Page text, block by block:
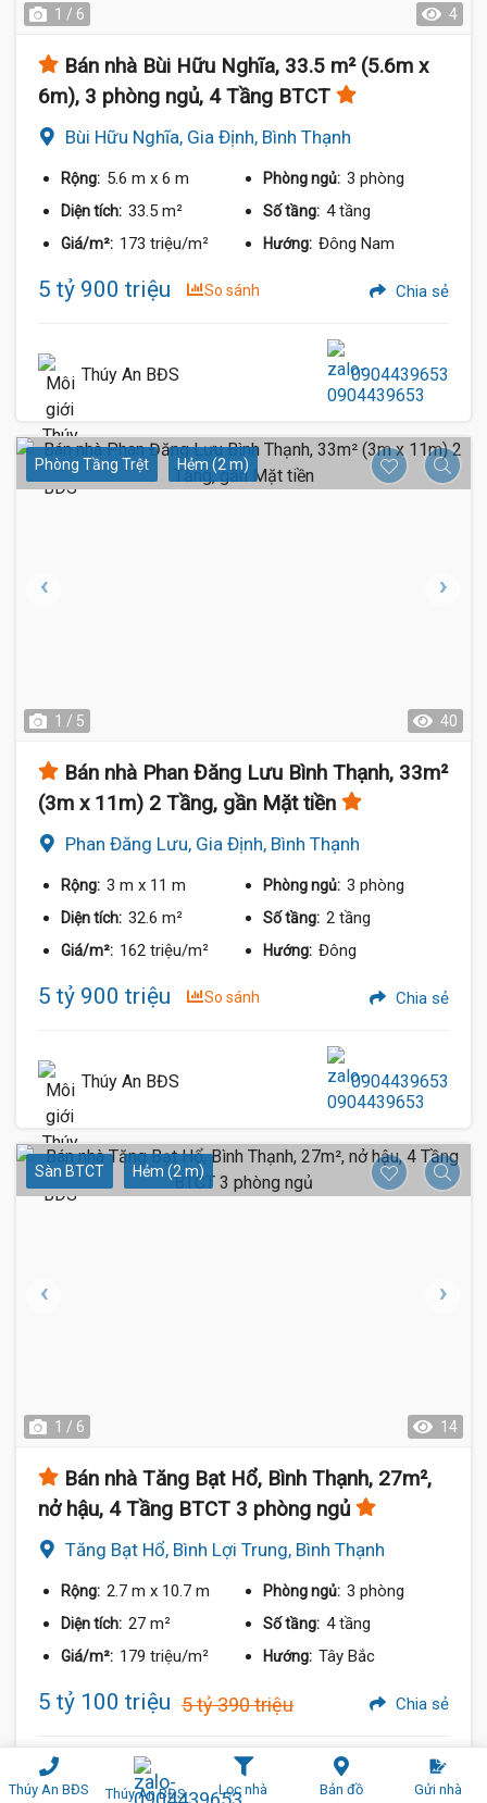
Thúy An BĐS Thúy An BĐS Lọc nhà Bản đồ Gửi nhà
1 / 6 4
Bán nhà Bùi Hữu Nghĩa, 33.5 m² (5.6m x
6m), 3 phòng ngủ, 4 Tầng BTCT
Bùi Hữu Nghĩa, Gia Định, Bình Thạnh
Rộng: 5.6 m x 6 m Phòng ngủ: 3 phòng
Diện tích: 33.5 m² Số tầng: 4 tầng
Giá/m²: 173 triệu/m² Hướng: Đông Nam
5 tỷ 900 triệu So sánh Chia sẻ
Thúy An BĐS 0904439653
Phòng Tầng Trệt Hẻm (2 m)
1 / 5 40
Bán nhà Phan Đăng Lưu Bình Thạnh, 33m²
(3m x 11m) 2 Tầng, gần Mặt tiền
Phan Đăng Lưu, Gia Định, Bình Thạnh
Rộng: 3 m x 11 m Phòng ngủ: 3 phòng
Diện tích: 32.6 m² Số tầng: 2 tầng
Giá/m²: 162 triệu/m² Hướng: Đông
5 tỷ 900 triệu So sánh Chia sẻ
Thúy An BĐS 0904439653
Sàn BTCT Hẻm (2 m)
1 / 6 14
Bán nhà Tăng Bạt Hổ, Bình Thạnh, 27m²,
nở hậu, 4 Tầng BTCT 3 phòng ngủ
Tăng Bạt Hổ, Bình Lợi Trung, Bình Thạnh
Rộng: 2.7 m x 10.7 m Phòng ngủ: 3 phòng
Diện tích: 27 m² Số tầng: 4 tầng
Giá/m²: 179 triệu/m² Hướng: Tây Bắc
5 tỷ 100 triệu 5 tỷ 390 triệu Chia sẻ
Thúy An BĐS 0904439653